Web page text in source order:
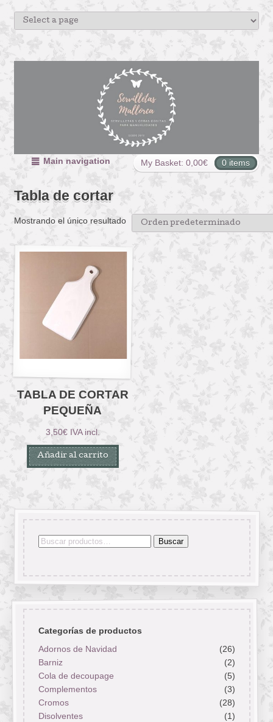
My Basket: 0,00€ 0 items
Main navigation
Tabla de cortar
Mostrando el único resultado
TABLA DE CORTAR
PEQUEÑA
3,50€ IVA incl.
Añadir al carrito
Buscar
Buscar
Categorías de productos
Adornos de Navidad
(26)
Barniz
(2)
Cola de decoupage
(5)
Complementos
(3)
Cromos
(28)
Disolventes
(1)